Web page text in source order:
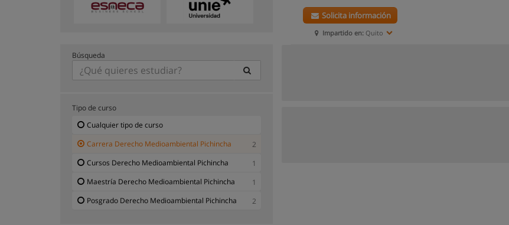
Impartido en: Quito
Solicita información
Búsqueda
Tipo de curso
Cualquier tipo de curso
Carrera Derecho Medioambiental Pichincha
2
Cursos Derecho Medioambiental Pichincha
1
Maestría Derecho Medioambiental Pichincha
1
Posgrado Derecho Medioambiental Pichincha
2